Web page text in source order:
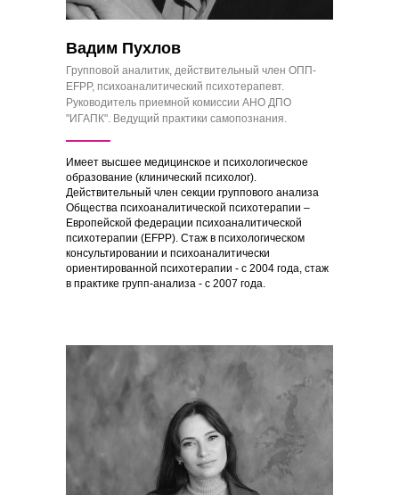
Вадим Пухлов
Групповой аналитик, действительный член ОПП-
EFPP, психоаналитический психотерапевт.
Руководитель приемной комиссии АНО ДПО
"ИГАПК". Ведущий практики самопознания.
Имеет высшее медицинское и психологическое
образование (клинический психолог).
Действительный член секции группового анализа
Общества психоаналитической психотерапии –
Европейской федерации психоаналитической
психотерапии (EFPP). Стаж в психологическом
консультировании и психоаналитически
ориентированной психотерапии - с 2004 года, стаж
в практике групп-анализа - с 2007 года.